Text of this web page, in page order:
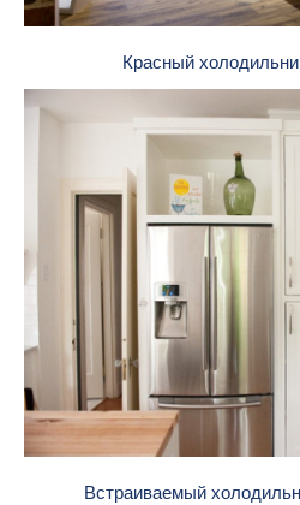
Красный
Встраиваемый